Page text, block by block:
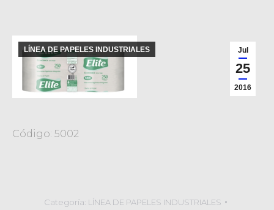
Jul
25
2016
LÍNEA DE PAPELES INDUSTRIALES
Código: 5002
Categoría: LÍNEA DE PAPELES INDUSTRIALES